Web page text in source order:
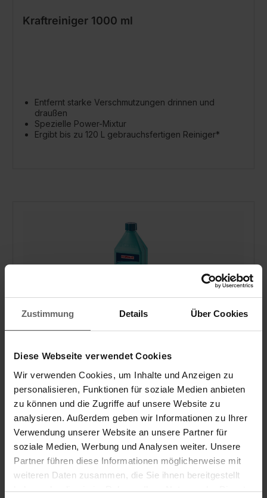
Zustimmung Details Über Cookies
Diese Webseite verwendet Cookies
Wir verwenden Cookies, um Inhalte und Anzeigen zu
personalisieren, Funktionen für soziale Medien anbieten
zu können und die Zugriffe auf unsere Website zu
analysieren. Außerdem geben wir Informationen zu Ihrer
Verwendung unserer Website an unsere Partner für
soziale Medien, Werbung und Analysen weiter. Unsere
Partner führen diese Informationen möglicherweise mit
weiteren Daten zusammen, die Sie ihnen bereitgestellt
haben oder die sie im Rahmen Ihrer Nutzung der Dienste
Kraftreiniger 1000 ml
Entfernt starke Verschmutzungen drinnen und
draußen
Spezielle Power-Mixtur
Ergibt bis zu 120 L gebrauchsfertigen Reiniger*
Universalreiniger 1000 ml
Allrounder für alle Bodenarten
Für Saugwischer geeignet
Ergibt bis zu 100 L gebrauchsfertigen Reiniger*